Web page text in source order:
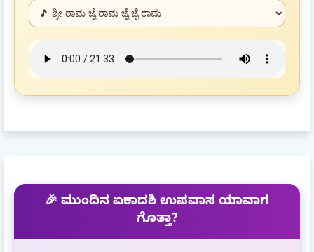
🎉 ಮುಂದಿನ ಏಕಾದಶಿ ಉಪವಾಸ ಯಾವಾಗ
ಗೊತ್ತಾ?